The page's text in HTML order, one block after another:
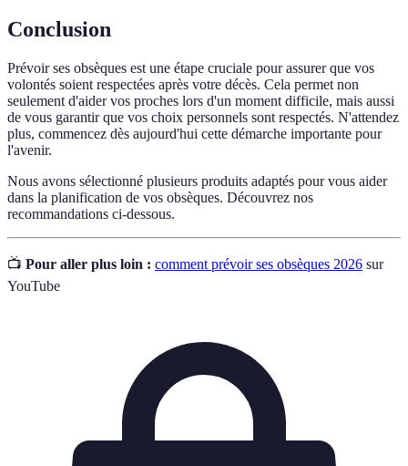
Conclusion
Prévoir ses obsèques est une étape cruciale pour assurer que vos
volontés soient respectées après votre décès. Cela permet non
seulement d'aider vos proches lors d'un moment difficile, mais aussi
de vous garantir que vos choix personnels sont respectés. N'attendez
plus, commencez dès aujourd'hui cette démarche importante pour
l'avenir.
Nous avons sélectionné plusieurs produits adaptés pour vous aider
dans la planification de vos obsèques. Découvrez nos
recommandations ci-dessous.
📺 Pour aller plus loin : comment prévoir ses obsèques 2026 sur
YouTube